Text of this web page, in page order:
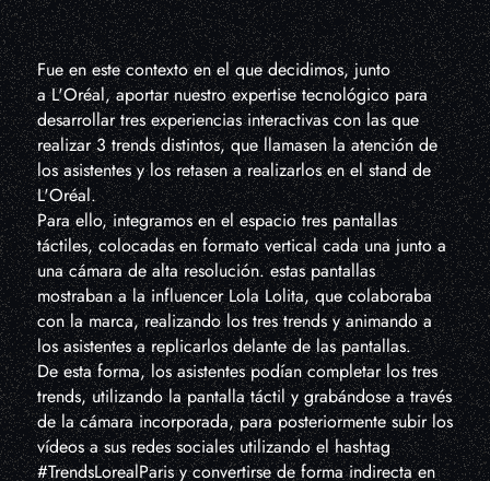
Fue en este contexto en el que decidimos, junto
a L'Oréal, aportar nuestro expertise tecnológico para
desarrollar tres experiencias interactivas con las que
realizar 3 trends distintos, que llamasen la atención de
los asistentes y los retasen a realizarlos en el stand de
L'Oréal.
Para ello, integramos en el espacio tres pantallas
táctiles, colocadas en formato vertical cada una junto a
una cámara de alta resolución. estas pantallas
mostraban a la influencer Lola Lolita, que colaboraba
con la marca, realizando los tres trends y animando a
los asistentes a replicarlos delante de las pantallas.
De esta forma, los asistentes podían completar los tres
trends, utilizando la pantalla táctil y grabándose a través
de la cámara incorporada, para posteriormente subir los
vídeos a sus redes sociales utilizando el hashtag
#TrendsLorealParis y convertirse de forma indirecta en